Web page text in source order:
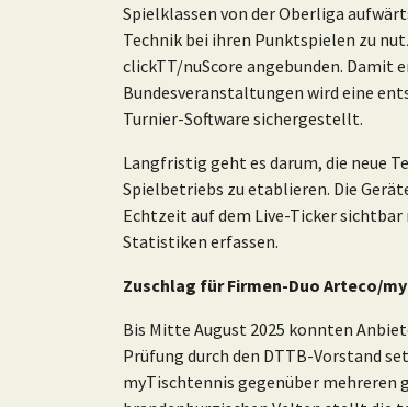
Spielklassen von der Oberliga
Technik bei ihren Punktspielen zu
clickTT/nuScore angebunden. Damit
Bundesveranstaltungen wird eine
Turnier-Software sichergestellt.
Langfristig geht es darum, die neue
Spielbetriebs zu etablieren. Die
Echtzeit auf dem Live-Ticker
Statistiken erfassen.
Zuschlag für Firmen-Duo Arteco/
Bis Mitte August 2025 konnten
Prüfung durch den DTTB-Vorstand
myTischtennis gegenüber mehreren